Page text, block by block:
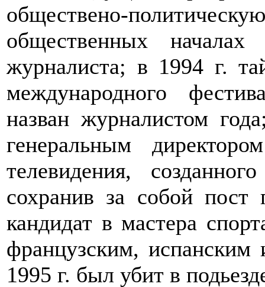
обществено-
общественных
журналиста; в 1994 г.
международного
назван журналистом
генеральным
телевидения,
сохранив за собой пост
кандидат в мастера
французским,
1995 г. был убит в